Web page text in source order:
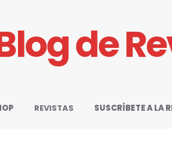
de
REVISTAS SUSCRÍBETE A LA